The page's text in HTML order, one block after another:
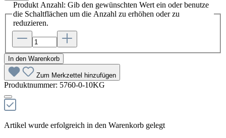
Produkt Anzahl: Gib den gewünschten Wert ein oder benutze
die Schaltflächen um die Anzahl zu erhöhen oder zu
reduzieren.
In den Warenkorb
Zum Merkzettel hinzufügen
Produktnummer: 5760-0-10KG
Artikel wurde erfolgreich in den Warenkorb gelegt